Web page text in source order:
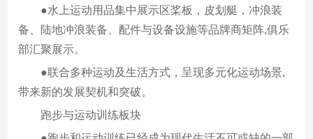
●水上运动用品集中展示区桨板，皮划艇，冲浪装
备、陆地冲浪装备、配件与设备设施等品牌商矩阵,俱乐
部汇聚展示。
●联合多种运动及生活方式，呈现多元化运动场景,
带来新的发展契机和突破。
跑步与运动训练板块